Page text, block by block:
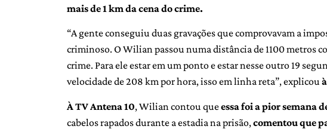
mais de 1 km da cena do crime.
“A gente conseguiu duas gravações que comprovavam a
criminoso. O Wilian passou numa distância de 1100 metros
crime. Para ele estar em um ponto e estar nesse outro 19
velocidade de 208 km por hora, isso em linha reta”, explicou
À TV Antena 10, Wilian contou queessa foi a pior semana
cabelos rapados durante a estadia na prisão, comentou que